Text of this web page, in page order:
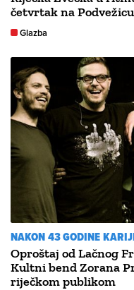
četvrtak na
Glazba
NAKON 43 GODINE
Oproštaj od Lačnog
Kultni bend Zorana
riječkom publikom